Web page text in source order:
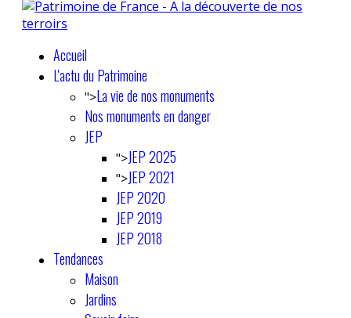
Accueil
L'actu du Patrimoine
">La vie de nos monuments
Nos monuments en danger
JEP
">JEP 2025
">JEP 2021
JEP 2020
JEP 2019
JEP 2018
Tendances
Maison
Jardins